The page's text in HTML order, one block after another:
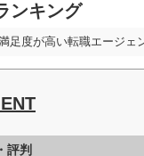
ンキング
足度が高い転職エージェ
評判